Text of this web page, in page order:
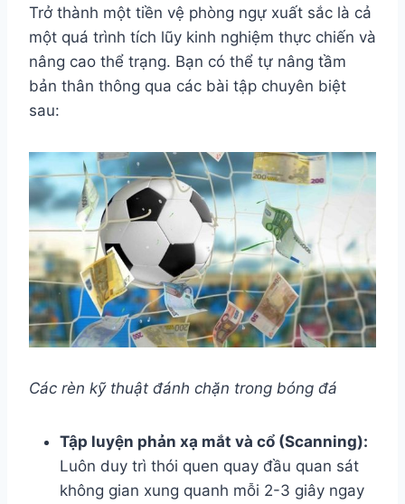
Trở thành một tiền vệ phòng ngự xuất sắc là cả
một quá trình tích lũy kinh nghiệm thực chiến và
nâng cao thể trạng. Bạn có thể tự nâng tầm
bản thân thông qua các bài tập chuyên biệt
sau:
Các rèn kỹ thuật đánh chặn trong bóng đá
Tập luyện phản xạ mắt và cổ (Scanning):
Luôn duy trì thói quen quay đầu quan sát
không gian xung quanh mỗi 2-3 giây ngay